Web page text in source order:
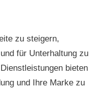
zu steigern,
für Unterhaltung zu
bieten
und Ihre Marke zu